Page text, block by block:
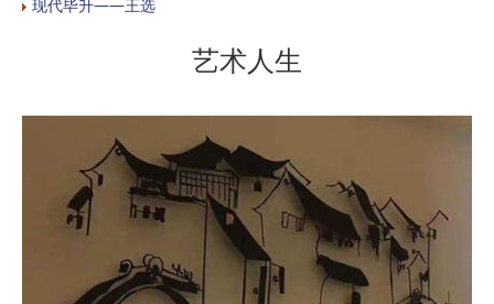
现代毕升——王选
艺术人生